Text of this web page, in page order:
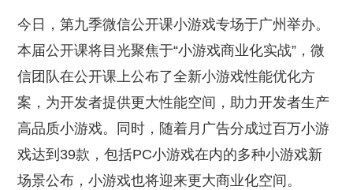
今日，第九季微信公开课小游戏专场于广州举办。
本届公开课将目光聚焦于“小游戏商业化实战”，微
信团队在公开课上公布了全新小游戏性能优化方
案，为开发者提供更大性能空间，助力开发者生产
高品质小游戏。同时，随着月广告分成过百万小游
戏达到39款，包括PC小游戏在内的多种小游戏新
场景公布，小游戏也将迎来更大商业化空间。